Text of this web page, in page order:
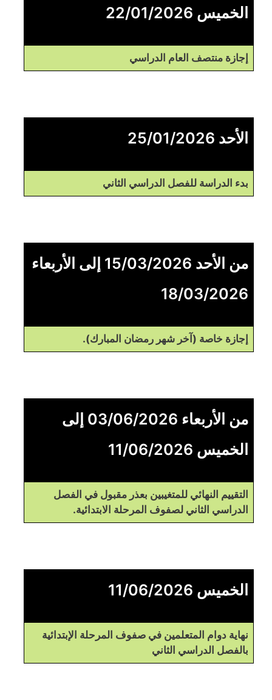
الخميس 22/01/2026
إجازة منتصف العام الدراسي
الأحد 25/01/2026
بدء الدراسة للفصل الدراسي الثاني
من الأحد 15/03/2026 إلى الأربعاء
18/03/2026
إجازة خاصة (آخر شهر رمضان المبارك).
من الأربعاء 03/06/2026 إلى
الخميس 11/06/2026
التقييم النهائي للمتغيبين بعذر مقبول في الفصل
الدراسي الثاني لصفوف المرحلة الابتدائية.
الخميس 11/06/2026
نهاية دوام المتعلمين في صفوف المرحلة الإبتدائية
بالفصل الدراسي الثاني